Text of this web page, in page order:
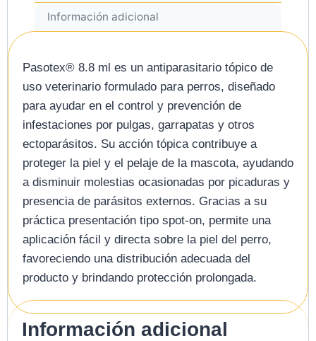
Información adicional
Pasotex® 8.8 ml es un antiparasitario tópico de
uso veterinario formulado para perros, diseñado
para ayudar en el control y prevención de
infestaciones por pulgas, garrapatas y otros
ectoparásitos. Su acción tópica contribuye a
proteger la piel y el pelaje de la mascota, ayudando
a disminuir molestias ocasionadas por picaduras y
presencia de parásitos externos. Gracias a su
práctica presentación tipo spot-on, permite una
aplicación fácil y directa sobre la piel del perro,
favoreciendo una distribución adecuada del
producto y brindando protección prolongada.
Información adicional